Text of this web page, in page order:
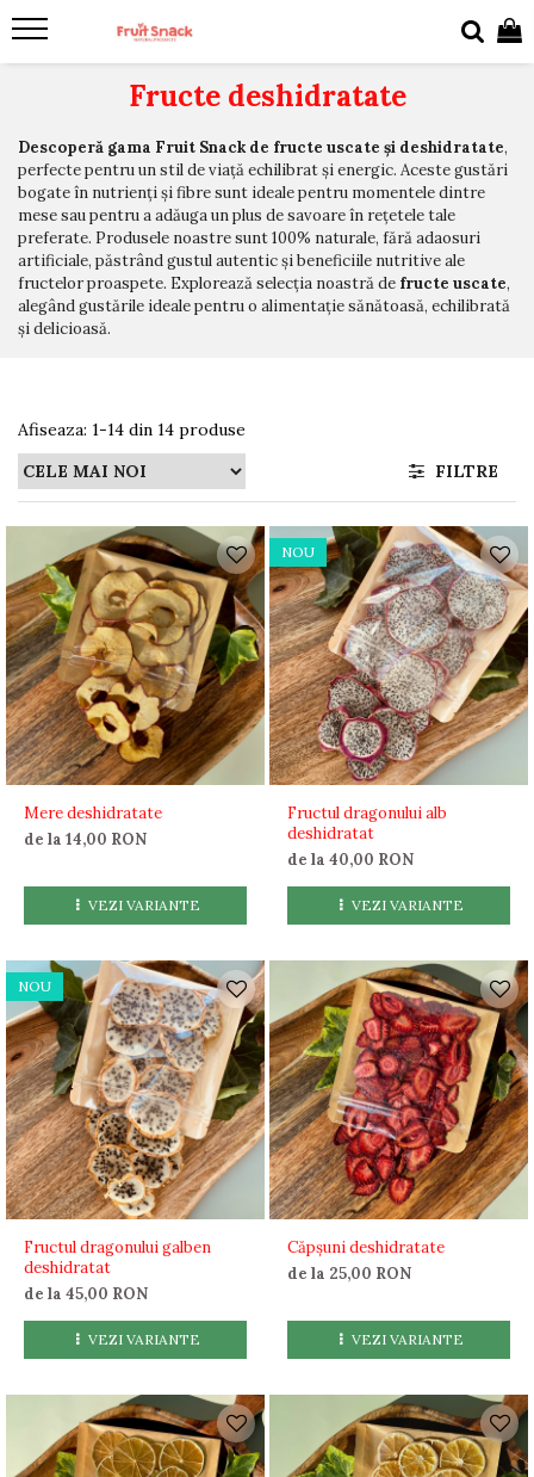
Fructe deshidratate
Descoperă gama Fruit Snack de fructe uscate și deshidratate,
perfecte pentru un stil de viață echilibrat și energic. Aceste gustări
bogate în nutrienți și fibre sunt ideale pentru momentele dintre
mese sau pentru a adăuga un plus de savoare în rețetele tale
preferate. Produsele noastre sunt 100% naturale, fără adaosuri
artificiale, păstrând gustul autentic și beneficiile nutritive ale
fructelor proaspete. Explorează selecția noastră de fructe uscate,
alegând gustările ideale pentru o alimentație sănătoasă, echilibrată
și delicioasă.
Afiseaza: 1-14 din 14 produse
FILTRE
Mere deshidratate
de la 14,00 RON
VEZI VARIANTE
NOU
Fructul dragonului alb
deshidratat
de la 40,00 RON
VEZI VARIANTE
NOU
Fructul dragonului galben
deshidratat
de la 45,00 RON
VEZI VARIANTE
Căpșuni deshidratate
de la 25,00 RON
VEZI VARIANTE